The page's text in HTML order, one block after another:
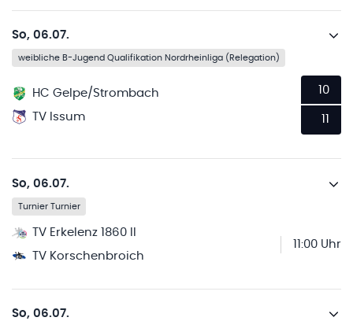
So, 06.07.
weibliche B-Jugend Qualifikation Nordrheinliga (Relegation)
HC Gelpe/Strombach
TV Issum
10
So, 06.07.
Turnier Turnier
TV Erkelenz 1860 II
TV Korschenbroich
11:00 Uhr
So, 06.07.